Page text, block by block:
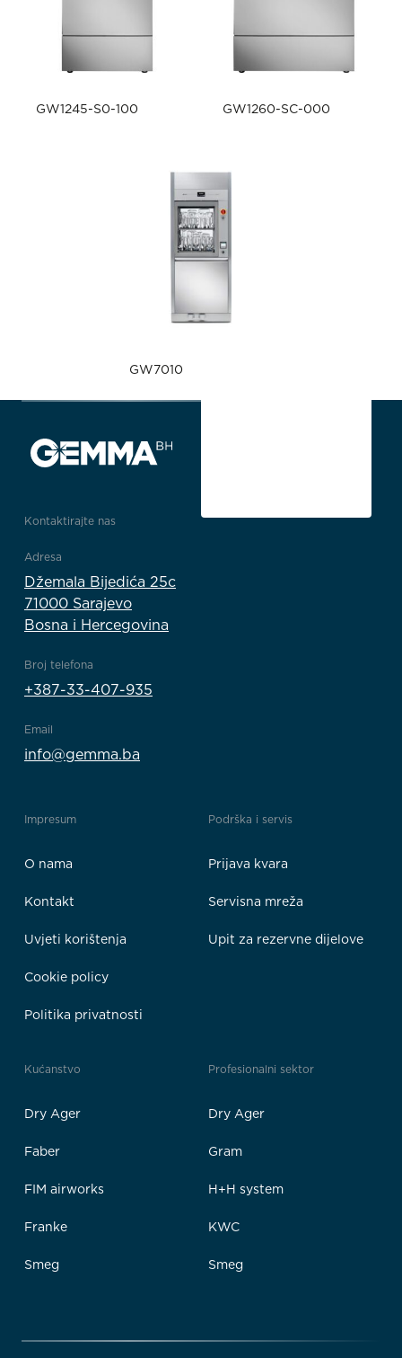
GW1245-S0-100 GW1260-SC-000
GW7010
Kontaktirajte nas
Adresa
Džemala Bijedića 25c
71000 Sarajevo
Bosna i Hercegovina
Broj telefona
+387-33-407-935
Email
info@gemma.ba
Impresum
O nama
Kontakt
Uvjeti korištenja
Cookie policy
Politika privatnosti
Podrška i servis
Prijava kvara
Servisna mreža
Upit za rezervne dijelove
Kućanstvo
Dry Ager
Faber
FIM airworks
Franke
Smeg
Profesionalni sektor
Dry Ager
Gram
H+H system
KWC
Smeg